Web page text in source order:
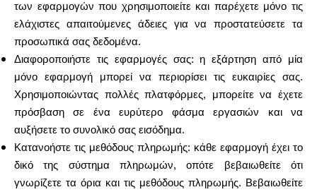
των εφαρμογών που χρησιμοποιείτε και παρέχετε μόνο τις
ελάχιστες απαιτούμενες άδειες για να προστατεύσετε τα
προσωπικά σας δεδομένα.
Διαφοροποιήστε τις εφαρμογές σας: η εξάρτηση από μία
μόνο εφαρμογή μπορεί να περιορίσει τις ευκαιρίες σας.
Χρησιμοποιώντας πολλές πλατφόρμες, μπορείτε να έχετε
πρόσβαση σε ένα ευρύτερο φάσμα εργασιών και να
αυξήσετε το συνολικό σας εισόδημα.
Κατανοήστε τις μεθόδους πληρωμής: κάθε εφαρμογή έχει το
δικό της σύστημα πληρωμών, οπότε βεβαιωθείτε ότι
γνωρίζετε τα όρια και τις μεθόδους πληρωμής. Βεβαιωθείτε